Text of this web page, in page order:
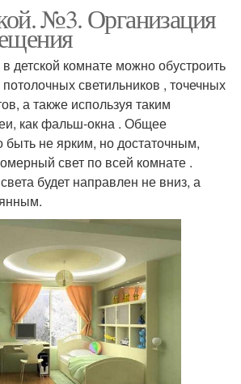
№3. Организация
комнате можно обустроить
светильников , точечных
а также используя таким
как фальш-окна . Общее
не ярким, но достаточным,
свет по всей комнате .
будет направлен не вниз, а